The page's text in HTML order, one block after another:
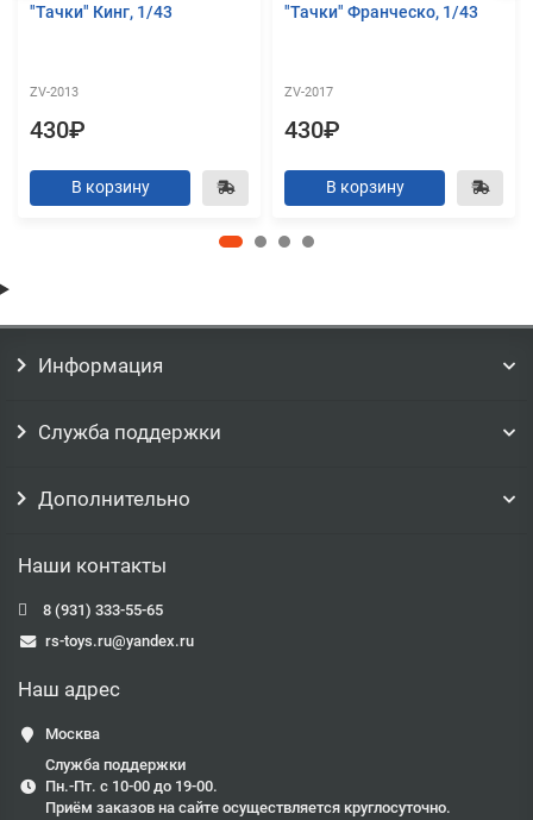
"Тачки" Кинг, 1/43
ZV-2013
430₽
В корзину
"Тачки" Франческо, 1/43
ZV-2017
430₽
В корзину
Информация
Служба поддержки
Дополнительно
Наши контакты
8 (931) 333-55-65
rs-toys.ru@yandex.ru
Наш адрес
Москва
Служба поддержки
Пн.-Пт. с 10-00 до 19-00.
Приём заказов на сайте осуществляется круглосуточно.